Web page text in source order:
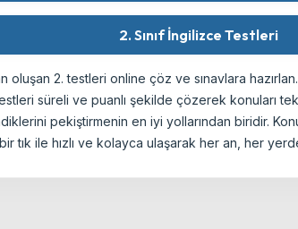
2. Sınıf İngilizce Testleri
oluşan 2. testleri online çöz ve sınavlara
süreli ve puanlı şekilde çözerek konuları
pekiştirmenin en iyi yollarından biridir.
bir tık ile hızlı ve kolayca ulaşarak her an, her